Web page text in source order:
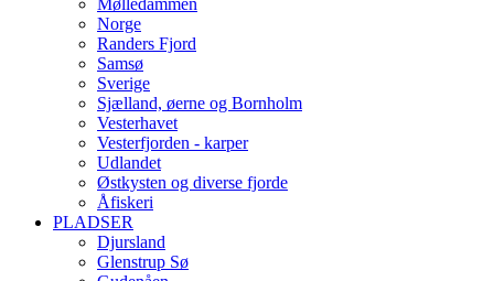
Mølledammen
Norge
Randers Fjord
Samsø
Sverige
Sjælland, øerne og Bornholm
Vesterhavet
Vesterfjorden - karper
Udlandet
Østkysten og diverse fjorde
Åfiskeri
PLADSER
Djursland
Glenstrup Sø